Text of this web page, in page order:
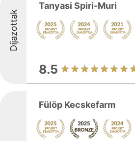
Díjazottak
Tanyasi Spiri-Muri
8.5
Fülöp Kecskefarm